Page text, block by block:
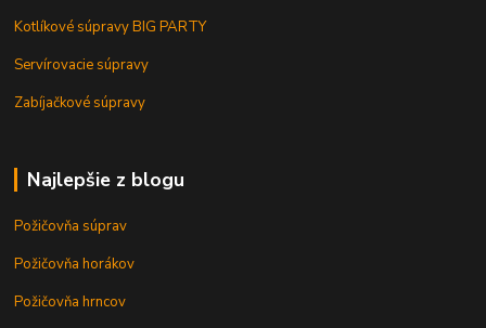
Kotlíkové súpravy BIG PARTY
Servírovacie súpravy
Zabíjačkové súpravy
Najlepšie z blogu
Požičovňa súprav
Požičovňa horákov
Požičovňa hrncov